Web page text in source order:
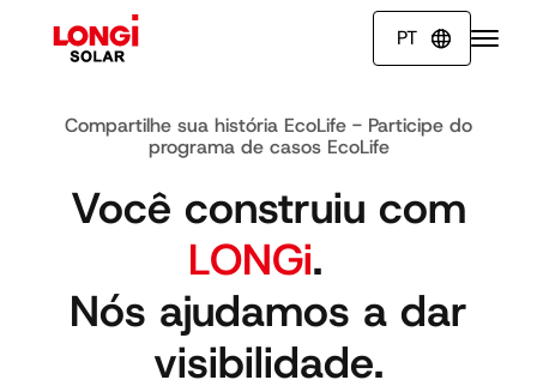
PT 
Compartilhe sua história EcoLife - Participe do
programa de casos EcoLife
Você construiu com
LONGi. ‍
Nós ajudamos a dar
visibilidade.